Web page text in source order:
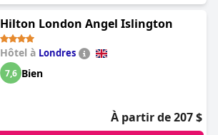
Hilton London Angel Islington
Hôtel à Londres
7,6 Bien
À partir de 207 $